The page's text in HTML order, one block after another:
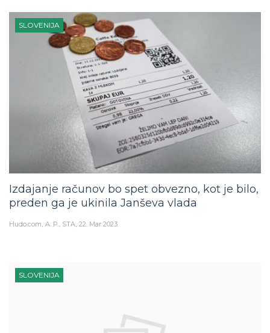
SLOVENIJA
Izdajanje računov bo spet obvezno, kot je bilo,
preden ga je ukinila Janševa vlada
Hudo.com A. P., STA 22. Mar 2023
SLOVENIJA